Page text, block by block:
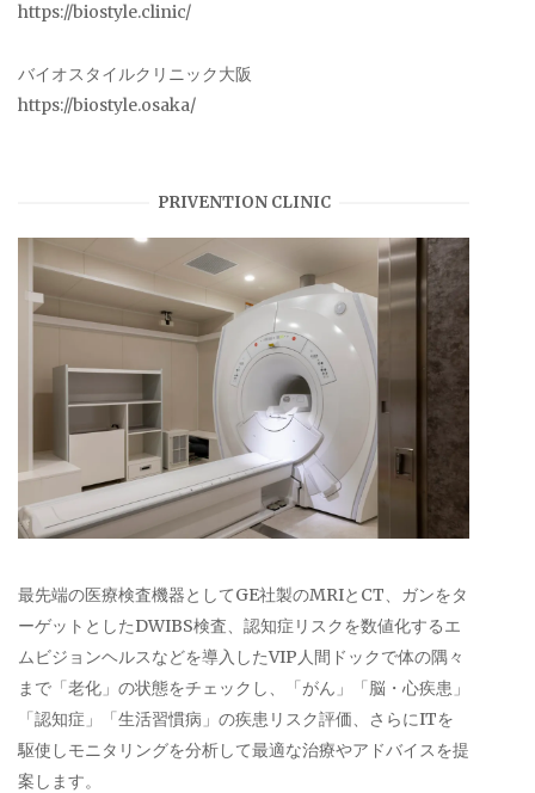
https://biostyle.clinic/
バイオスタイルクリニック大阪
https://biostyle.osaka/
PRIVENTION CLINIC
最先端の医療検査機器としてGE社製のMRIとCT、ガンをタ
ーゲットとしたDWIBS検査、認知症リスクを数値化するエ
ムビジョンヘルスなどを導入したVIP人間ドックで体の隅々
まで「老化」の状態をチェックし、「がん」「脳・心疾患」
「認知症」「生活習慣病」の疾患リスク評価、さらにITを
駆使しモニタリングを分析して最適な治療やアドバイスを提
案します。